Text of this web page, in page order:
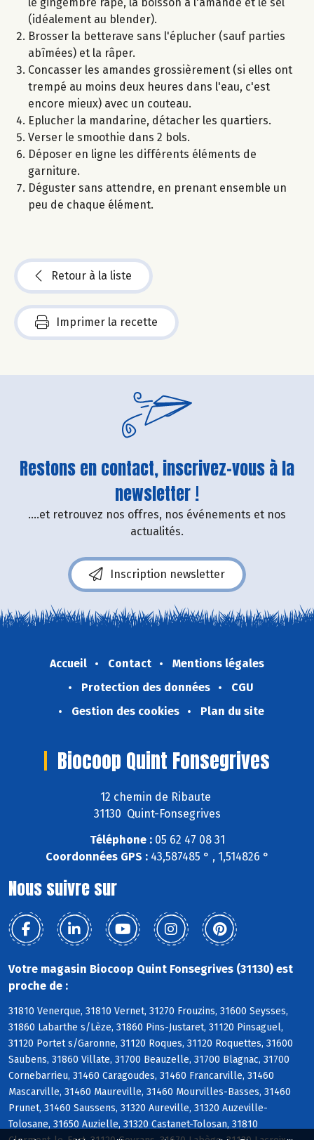
(idéalement au blender).
Brosser la betterave sans l'éplucher (sauf parties
abîmées) et la râper.
Concasser les amandes grossièrement (si elles ont
trempé au moins deux heures dans l'eau, c'est
encore mieux) avec un couteau.
Eplucher la mandarine, détacher les quartiers.
Verser le smoothie dans 2 bols.
Déposer en ligne les différents éléments de
garniture.
Déguster sans attendre, en prenant ensemble un
peu de chaque élément.
Retour à la liste
Imprimer la recette
Restons en contact, inscrivez-vous à la
newsletter !
....et retrouvez nos offres, nos événements et nos
actualités.
Inscription newsletter
Accueil Contact
Mentions légales
Protection des données
CGU
Gestion des cookies
Plan du site
Biocoop Quint Fonsegrives
12 chemin de Ribaute
31130 Quint-Fonsegrives
Téléphone :05 62 47 08 31
Coordonnées GPS :43,587485 ° , 1,514826 °
Nous suivre sur
Votre magasin Biocoop Quint Fonsegrives (31130) est
proche de :
31810 Venerque, 31810 Vernet, 31270 Frouzins, 31600 Seysses,
31860 Labarthe s/Lèze, 31860 Pins-Justaret, 31120 Pinsaguel,
31120 Portet s/Garonne, 31120 Roques, 31120 Roquettes, 31600
Saubens, 31860 Villate, 31700 Beauzelle, 31700 Blagnac, 31700
Cornebarrieu, 31460 Caragoudes, 31460 Francarville, 31460
Mascarville, 31460 Maureville, 31460 Mourvilles-Basses, 31460
Prunet, 31460 Saussens, 31320 Aureville, 31320 Auzeville-
Tolosane, 31650 Auzielle, 31320 Castanet-Tolosan, 31810